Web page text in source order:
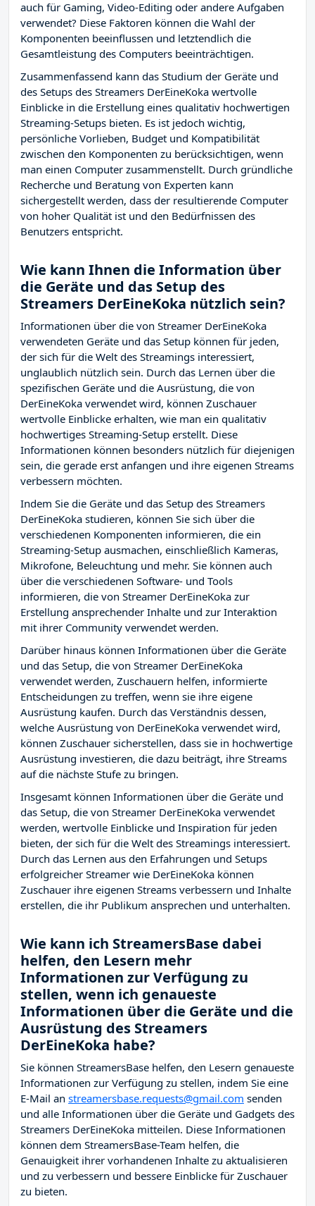
auch für Gaming, Video-Editing oder andere Aufgaben
verwendet? Diese Faktoren können die Wahl der
Komponenten beeinflussen und letztendlich die
Gesamtleistung des Computers beeinträchtigen.
Zusammenfassend kann das Studium der Geräte und
des Setups des Streamers DerEineKoka wertvolle
Einblicke in die Erstellung eines qualitativ hochwertigen
Streaming-Setups bieten. Es ist jedoch wichtig,
persönliche Vorlieben, Budget und Kompatibilität
zwischen den Komponenten zu berücksichtigen, wenn
man einen Computer zusammenstellt. Durch gründliche
Recherche und Beratung von Experten kann
sichergestellt werden, dass der resultierende Computer
von hoher Qualität ist und den Bedürfnissen des
Benutzers entspricht.
Wie kann Ihnen die Information über
die Geräte und das Setup des
Streamers DerEineKoka nützlich sein?
Informationen über die von Streamer DerEineKoka
verwendeten Geräte und das Setup können für jeden,
der sich für die Welt des Streamings interessiert,
unglaublich nützlich sein. Durch das Lernen über die
spezifischen Geräte und die Ausrüstung, die von
DerEineKoka verwendet wird, können Zuschauer
wertvolle Einblicke erhalten, wie man ein qualitativ
hochwertiges Streaming-Setup erstellt. Diese
Informationen können besonders nützlich für diejenigen
sein, die gerade erst anfangen und ihre eigenen Streams
verbessern möchten.
Indem Sie die Geräte und das Setup des Streamers
DerEineKoka studieren, können Sie sich über die
verschiedenen Komponenten informieren, die ein
Streaming-Setup ausmachen, einschließlich Kameras,
Mikrofone, Beleuchtung und mehr. Sie können auch
über die verschiedenen Software- und Tools
informieren, die von Streamer DerEineKoka zur
Erstellung ansprechender Inhalte und zur Interaktion
mit ihrer Community verwendet werden.
Darüber hinaus können Informationen über die Geräte
und das Setup, die von Streamer DerEineKoka
verwendet werden, Zuschauern helfen, informierte
Entscheidungen zu treffen, wenn sie ihre eigene
Ausrüstung kaufen. Durch das Verständnis dessen,
welche Ausrüstung von DerEineKoka verwendet wird,
können Zuschauer sicherstellen, dass sie in hochwertige
Ausrüstung investieren, die dazu beiträgt, ihre Streams
auf die nächste Stufe zu bringen.
Insgesamt können Informationen über die Geräte und
das Setup, die von Streamer DerEineKoka verwendet
werden, wertvolle Einblicke und Inspiration für jeden
bieten, der sich für die Welt des Streamings interessiert.
Durch das Lernen aus den Erfahrungen und Setups
erfolgreicher Streamer wie DerEineKoka können
Zuschauer ihre eigenen Streams verbessern und Inhalte
erstellen, die ihr Publikum ansprechen und unterhalten.
Wie kann ich StreamersBase dabei
helfen, den Lesern mehr
Informationen zur Verfügung zu
stellen, wenn ich genaueste
Informationen über die Geräte und die
Ausrüstung des Streamers
DerEineKoka habe?
Sie können StreamersBase helfen, den Lesern genaueste
Informationen zur Verfügung zu stellen, indem Sie eine
E-Mail an streamersbase.requests@gmail.com senden
und alle Informationen über die Geräte und Gadgets des
Streamers DerEineKoka mitteilen. Diese Informationen
können dem StreamersBase-Team helfen, die
Genauigkeit ihrer vorhandenen Inhalte zu aktualisieren
und zu verbessern und bessere Einblicke für Zuschauer
zu bieten.